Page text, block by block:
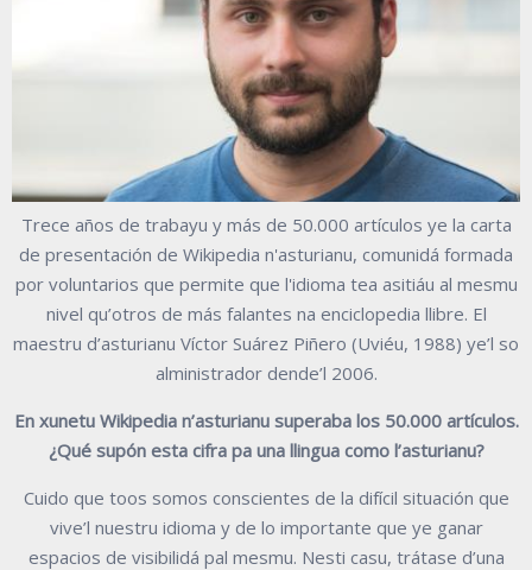
Trece años de trabayu y más de 50.000 artículos ye la carta
de presentación de Wikipedia n'asturianu, comunidá formada
por voluntarios que permite que l'idioma tea asitiáu al mesmu
nivel qu’otros de más falantes na enciclopedia llibre. El
maestru d’asturianu Víctor Suárez Piñero (Uviéu, 1988) ye’l so
alministrador dende’l 2006.
En xunetu Wikipedia n’asturianu superaba los 50.000 artículos.
¿Qué supón esta cifra pa una llingua como l’asturianu?
Cuido que toos somos conscientes de la difícil situación que
vive’l nuestru idioma y de lo importante que ye ganar
espacios de visibilidá pal mesmu. Nesti casu, trátase d’una